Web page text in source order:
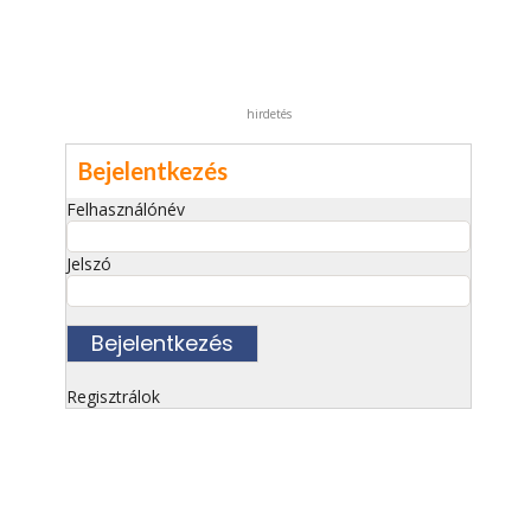
hirdetés
Bejelentkezés
Felhasználónév
Jelszó
Regisztrálok